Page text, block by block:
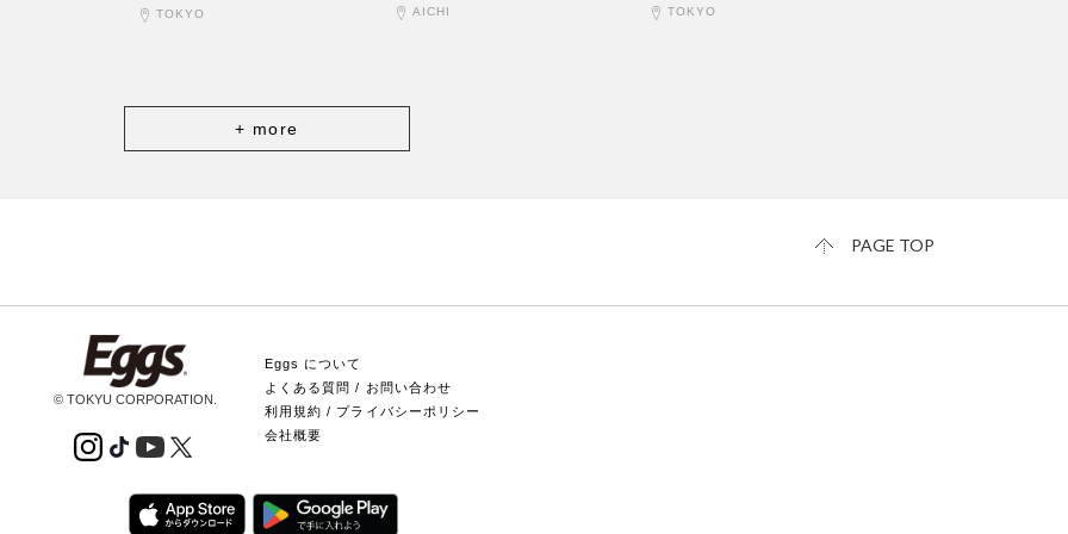
TOKYO AICHI TOKYO
+ more
PAGE TOP
© TOKYU CORPORATION.
Eggs について
よくある質問 / お問い合わせ
利用規約 / プライバシーポリシー
会社概要